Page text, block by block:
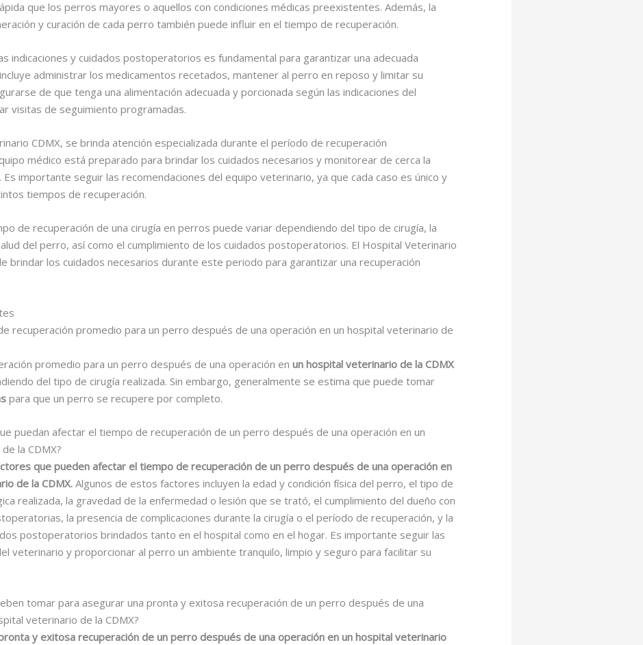
que los perros mayores o aquellos con condiciones médicas preexistentes. Además, la
y curación de cada perro también puede influir en el tiempo de recuperación.
indicaciones y cuidados postoperatorios es fundamental para garantizar una adecuada
administrar los medicamentos recetados, mantener al perro en reposo y limitar su
de que tenga una alimentación adecuada y porcionada según las indicaciones del
visitas de seguimiento programadas.
CDMX, se brinda atención especializada durante el período de recuperación
médico está preparado para brindar los cuidados necesarios y monitorear de cerca la
Es importante seguir las recomendaciones del equipo veterinario, ya que cada caso es único y
tiempos de recuperación.
de recuperación de una cirugía en perros puede variar dependiendo del tipo de cirugía, la
del perro, así como el cumplimiento de los cuidados postoperatorios. El Hospital Veterinario
brindar los cuidados necesarios durante este periodo para garantizar una recuperación
recuperación promedio para un perro después de una operación en un hospital veterinario de
promedio para un perro después de una operación en un hospital veterinario de la CDMX
del tipo de cirugía realizada. Sin embargo, generalmente se estima que puede tomar
para que un perro se recupere por completo.
puedan afectar el tiempo de recuperación de un perro después de una operación en un
la CDMX?
que pueden afectar el tiempo de recuperación de un perro después de una operación en
de la CDMX. Algunos de estos factores incluyen la edad y condición física del perro, el tipo de
realizada, la gravedad de la enfermedad o lesión que se trató, el cumplimiento del dueño con
la presencia de complicaciones durante la cirugía o el período de recuperación, y la
postoperatorios brindados tanto en el hospital como en el hogar. Es importante seguir las
veterinario y proporcionar al perro un ambiente tranquilo, limpio y seguro para facilitar su
tomar para asegurar una pronta y exitosa recuperación de un perro después de una
veterinario de la CDMX?
y exitosa recuperación de un perro después de una operación en un hospital veterinario